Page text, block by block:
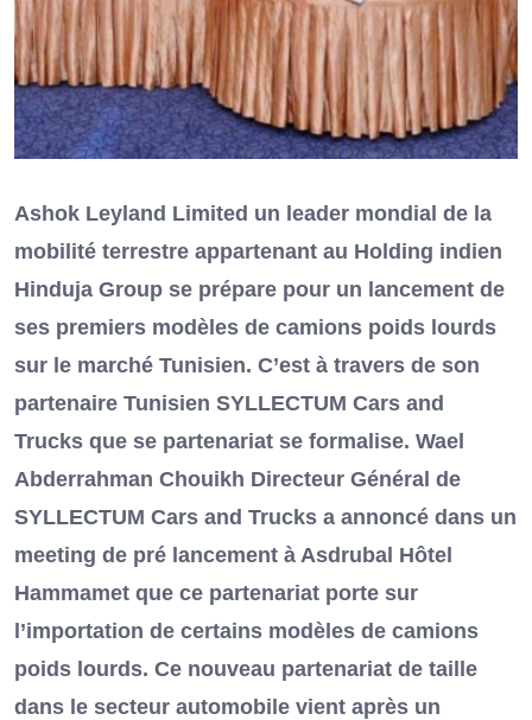
Ashok Leyland Limited un leader mondial de la
mobilité terrestre appartenant au Holding indien
Hinduja Group se prépare pour un lancement de
ses premiers modèles de camions poids lourds
sur le marché Tunisien. C’est à travers de son
partenaire Tunisien SYLLECTUM Cars and
Trucks que se partenariat se formalise. Wael
Abderrahman Chouikh Directeur Général de
SYLLECTUM Cars and Trucks a annoncé dans un
meeting de pré lancement à Asdrubal Hôtel
Hammamet que ce partenariat porte sur
l’importation de certains modèles de camions
poids lourds. Ce nouveau partenariat de taille
dans le secteur automobile vient après un